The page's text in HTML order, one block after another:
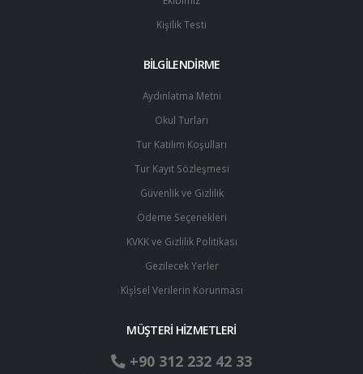
Kişilik Testi
BİLGİLENDİRME
Aydınlatma Metni
Okul Turları
Tur Katılım Koşulları
Tur Kayıt Sözleşmesi
Güvenlik ve Gizlilik
Ödeme Seçenekleri
KVKK ve Gizlilik Politikası
Gezilecek Yerler
Ki̇şi̇sel Verilerin Korunması
MÜŞTERİ HİZMETLERİ
+90 312 232 42 33